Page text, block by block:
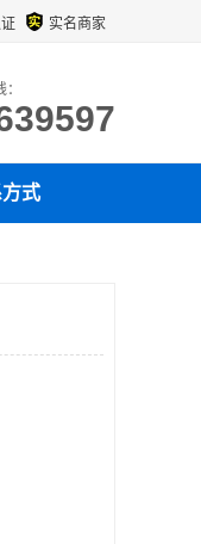
实名商家
式